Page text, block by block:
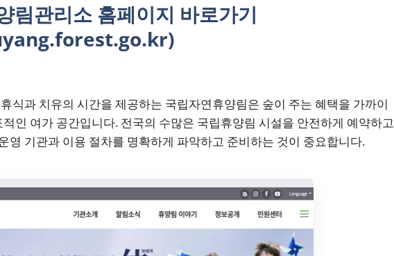
림관리소 홈페이지 바로가기
식과 치유의 시간을 제공하는 국립자연휴양림은 숲이 주는 혜택을 가까이
인 여가 공간입니다. 전국의 수많은 국립휴양림 시설을 안전하게 예약하고
영 기관과 이용 절차를 명확하게 파악하고 준비하는 것이 중요합니다.